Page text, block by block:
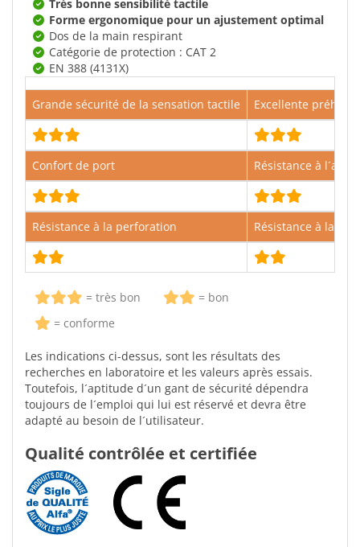
Très bonne sensibilité tactile
Forme ergonomique pour un ajustement optimal
Dos de la main respirant
Catégorie de protection : CAT 2
EN 388 (4131X)
Grande sécurité de la sensation tactile Excellente
Confort de port Résistance à
Résistance à la perforation Résistance à la
= très bon
= bon
= conforme
Les indications ci-dessus, sont les résultats des
recherches en laboratoire et les valeurs après essais.
Toutefois, l´aptitude d´un gant de sécurité dépendra
toujours de l´emploi qui lui est réservé et devra être
adapté au besoin de l´utilisateur.
Qualité contrôlée et certifiée